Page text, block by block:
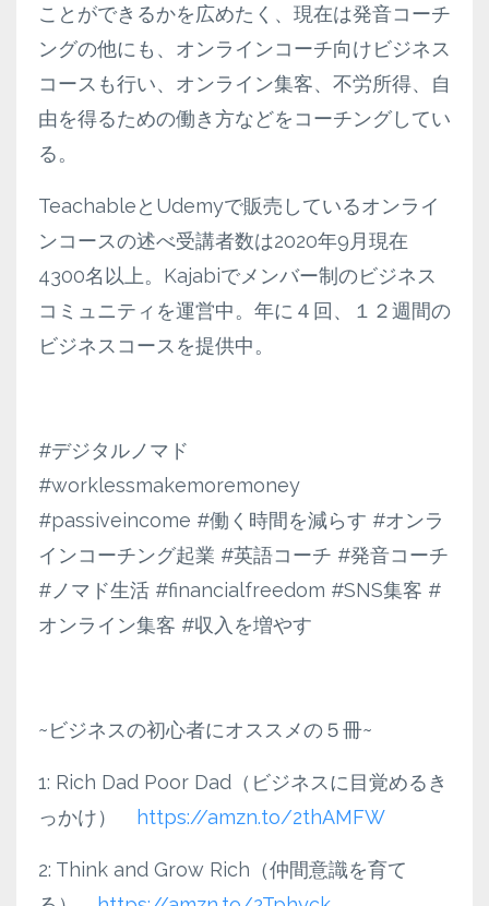
ことができるかを広めたく、現在は発音コーチ
ングの他にも、オンラインコーチ向けビジネス
コースも行い、オンライン集客、不労所得、自
由を得るための働き方などをコーチングしてい
る。
TeachableとUdemyで販売しているオンライ
ンコースの述べ受講者数は2020年9月現在
4300名以上。Kajabiでメンバー制のビジネス
コミュニティを運営中。年に４回、１２週間の
ビジネスコースを提供中。
#デジタルノマド
#worklessmakemoremoney
#passiveincome #働く時間を減らす #オンラ
インコーチング起業 #英語コーチ #発音コーチ
#ノマド生活 #financialfreedom #SNS集客 #
オンライン集客 #収入を増やす
~ビジネスの初心者にオススメの５冊~
1: Rich Dad Poor Dad（ビジネスに目覚めるき
っかけ） https://amzn.to/2thAMFW
2: Think and Grow Rich（仲間意識を育て